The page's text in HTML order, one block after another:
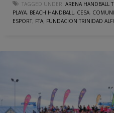
TAGGED UNDER: ARENA HANDBALL
PLAYA, BEACH HANDBALL, CESA,
ESPORT, FTA, FUNDACION TRINIDAD